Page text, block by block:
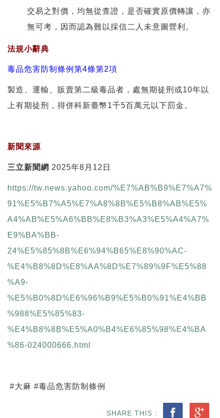
交易之對價，均無從查證，是否確實原價轉讓，亦
無可考，因而認為難以採信二人未意圖營利。
法規小辭典
毒品危害防制條例第4條第2項
製造、運輸、販賣第二級毒品者，處無期徒刑或10年以
上有期徒刑，得併科新臺幣1千5百萬元以下罰金。
新聞來源
三立新聞網 2025年8月12日
https://tw.news.yahoo.com/%E7%AB%B9%E7%A7%
91%E5%B7%A5%E7%A8%8B%E5%B8%AB%E5%
A4%AB%E5%A6%BB%E8%B3%A3%E5%A4%A7%
E9%BA%BB-
24%E5%85%8B%E6%94%B65%E8%90%AC-
%E4%B8%8D%E8%AA%8D%E7%89%9F%E5%88
%A9-
%E5%B0%8D%E6%96%B9%E5%B0%91%E4%BB
%988%E5%85%83-
%E4%B8%8B%E5%A0%B4%E6%85%98%E4%BA
%86-024000666.html
#大麻 #毒品危害防制條例
SHARE THIS :